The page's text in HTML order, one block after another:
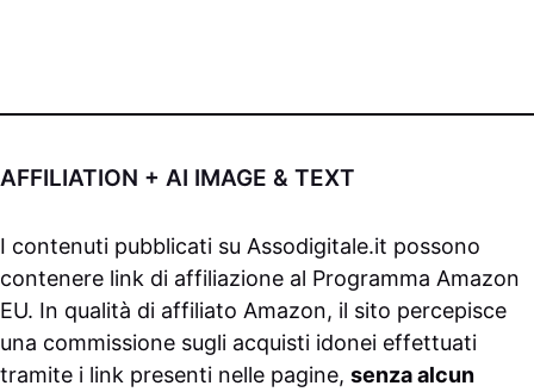
AFFILIATION + AI IMAGE & TEXT
I contenuti pubblicati su Assodigitale.it possono
contenere link di affiliazione al Programma Amazon
EU. In qualità di affiliato Amazon, il sito percepisce
una commissione sugli acquisti idonei effettuati
tramite i link presenti nelle pagine, senza alcun